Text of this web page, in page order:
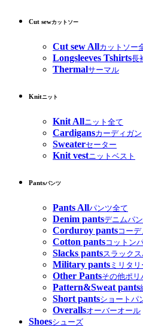
Cut sewカットソー
Cut sew Allカットソー
Longsleeves Tshirts長
Thermalサーマル
Knitニット
Knit Allニット全て
Cardigansカーディガン
Sweaterセーター
Knit vestニットベスト
Pantsパンツ
Pants Allパンツ全て
Denim pantsデニムパ
Corduroy pantsコー
Cotton pantsコットン
Slacks pantsスラック
Military pants ミリタ
Other Pantsその他ポリ
Pattern&Sweat pants
Short pantsショートパ
Overallsオーバーオール
Shoesシューズ